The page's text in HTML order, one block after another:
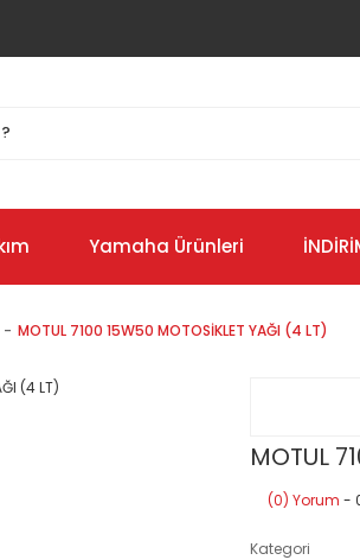
Yamaha Ürünleri
MOTUL 7100 15W50 MOTOSİKLET YAĞI (4 LT)
MOTUL
(0) Yorum -
Kategori